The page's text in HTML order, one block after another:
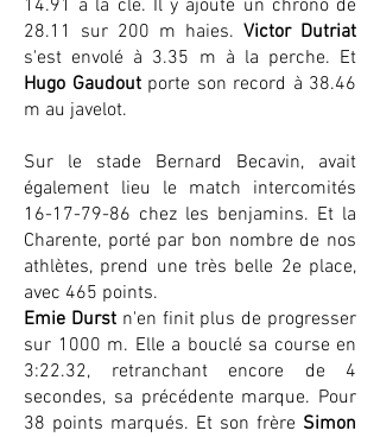
14.91 à la clé. Il y ajoute un chrono de
28.11 sur 200 m haies. Victor Dutriat
s'est envolé à 3.35 m à la perche. Et
Hugo Gaudout porte son record à 38.46
m au javelot.
Sur le stade Bernard Becavin, avait
également lieu le match intercomités
16-17-79-86 chez les benjamins. Et la
Charente, porté par bon nombre de nos
athlètes, prend une très belle 2e place,
avec 465 points.
Emie Durstn'en finit plus de progresser
sur 1000 m. Elle a bouclé sa course en
3:22.32, retranchant encore de 4
secondes, sa précédente marque. Pour
38 points marqués. Et son frère Simon